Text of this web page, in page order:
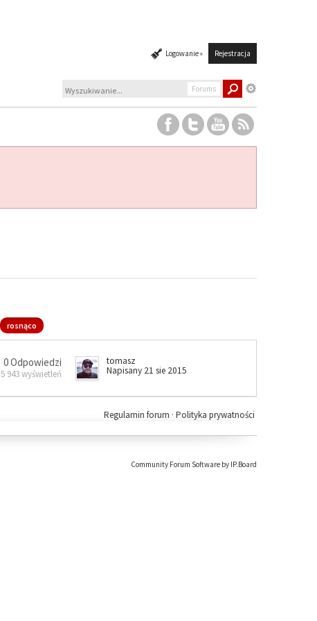
Logowanie » Rejestracja
Forums
rosnąco
0 Odpowiedzi
5 943 wyświetleń
tomasz
Napisany 21 sie 2015
Polityka prywatności
Regulamin forum ·
Community Forum Software by IP.Board